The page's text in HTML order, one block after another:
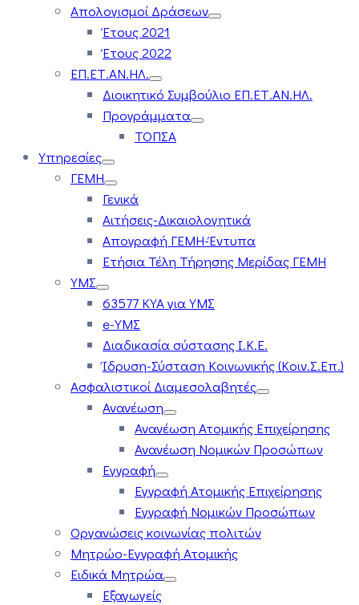
Απολογισμοί Δράσεων
Έτους 2021
Έτους 2022
ΕΠ.ΕΤ.ΑΝ.ΗΛ.
Διοικητικό Συμβούλιο ΕΠ.ΕΤ.ΑΝ.ΗΛ.
Προγράμματα
ΤΟΠΣΑ
Υπηρεσίες
ΓΕΜΗ
Γενικά
Αιτήσεις-Δικαιολογητικά
Απογραφή ΓΕΜΗ-Έντυπα
Ετήσια Τέλη Τήρησης Μερίδας ΓΕΜΗ
ΥΜΣ
63577 ΚΥΑ για ΥΜΣ
e-ΥΜΣ
Διαδικασία σύστασης Ι.Κ.Ε.
Ίδρυση-Σύσταση Κοινωνικής (Κοιν.Σ.Επ.)
Ασφαλιστικοί Διαμεσολαβητές
Ανανέωση
Ανανέωση Ατομικής Επιχείρησης
Ανανέωση Νομικών Προσώπων
Εγγραφή
Εγγραφή Ατομικής Επιχείρησης
Εγγραφή Νομικών Προσώπων
Οργανώσεις κοινωνίας πολιτών
Μητρώο-Εγγραφή Ατομικής
Ειδικά Μητρώα
Εξαγωγείς